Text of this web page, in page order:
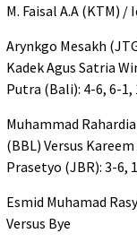
M. Faisal A.A (KTM)
Arynkgo Mesakh
Kadek Agus Satria
Putra (Bali): 4-6, 6-1,
Muhammad
(BBL) Versus
Prasetyo (JBR): 3-6,
Esmid Muhamad
Versus Bye